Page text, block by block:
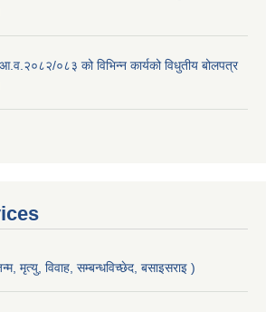
०८३ को विभिन्न कार्यको विधुतीय बोलपत्र
मृत्यु, विवाह, सम्बन्धविच्छेद, बसाइसराइ )